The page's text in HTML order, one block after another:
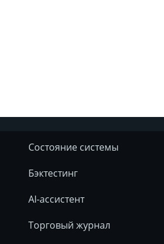
Состояние системы
Бэктестинг
AI-ассистент
Торговый журнал